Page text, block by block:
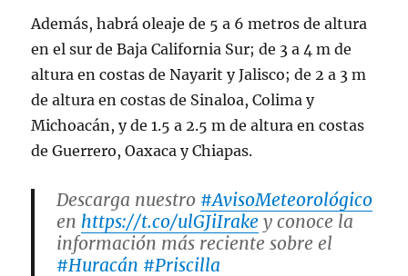
Además, habrá oleaje de 5 a 6 metros de altura
en el sur de Baja California Sur; de 3 a 4 m de
altura en costas de Nayarit y Jalisco; de 2 a 3 m
de altura en costas de Sinaloa, Colima y
Michoacán, y de 1.5 a 2.5 m de altura en costas
de Guerrero, Oaxaca y Chiapas.
Descarga nuestro #AvisoMeteorológico
en https://t.co/ulGJiIrake y conoce la
información más reciente sobre el
#Huracán #Priscilla